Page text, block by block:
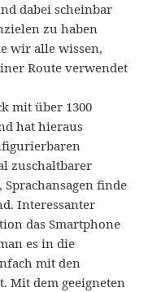
dabei scheinbar
zu haben
wir alle wissen,
Route verwendet
mit über 1300
hat hieraus
zuschaltbarer
finde
Interessanter
das Smartphone
es in die
mit den
Mit dem geeigneten